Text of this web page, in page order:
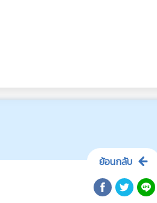
ย้อนกลับ